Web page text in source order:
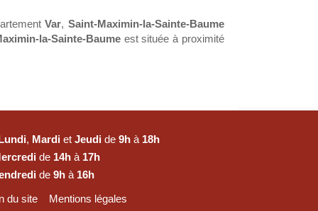
Var, Saint-Maximin-la-Sainte-Baume
la-Sainte-Baumeest située à proximité
, Mardi etJeudi de9h à 18h
de 14h à 17h
de9h à 16h
du site
Mentions légales